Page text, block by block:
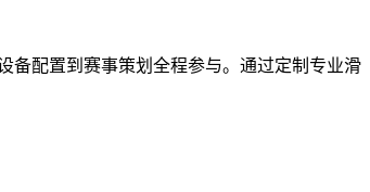
备配置到赛事策划全程参与。通过定制专业滑